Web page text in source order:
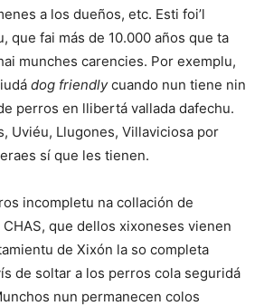
a los dueños, etc. Esti foi’l
que fai más de 10.000 años que ta
munches carencies. Por exemplu,
dog friendlycuando nun tiene nin
perros en llibertá vallada dafechu.
Uviéu, Llugones, Villaviciosa por
sí que les tienen.
incompletu na collación de
que dellos xixoneses vienen
de Xixón la so completa
de soltar a los perros cola seguridá
nun permanecen colos